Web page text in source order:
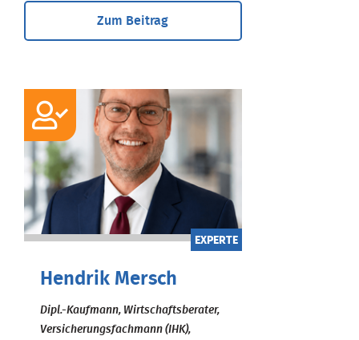
Zum Beitrag
EXPERTE
Hendrik Mersch
Dipl.-Kaufmann, Wirtschaftsberater,
Versicherungsfachmann (IHK),